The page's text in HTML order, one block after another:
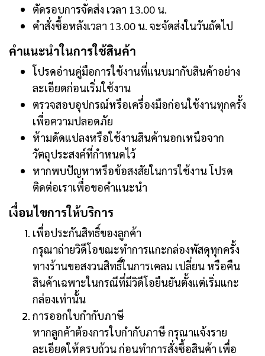
ตัดรอบการจัดส่ง เวลา 13.00 น.
คำสั่งซื้อหลังเวลา 13.00 น. จะจัดส่งในวันถัดไป
คำแนะนำในการใช้สินค้า
โปรดอ่านคู่มือการใช้งานที่แนบมากับสินค้าอย่าง
ละเอียดก่อนเริ่มใช้งาน
ตรวจสอบอุปกรณ์หรือเครื่องมือก่อนใช้งานทุกครั้ง
เพื่อความปลอดภัย
ห้ามดัดแปลงหรือใช้งานสินค้านอกเหนือจาก
วัตถุประสงค์ที่กำหนดไว้
หากพบปัญหาหรือข้อสงสัยในการใช้งาน โปรด
ติดต่อเราเพื่อขอคำแนะนำ
เงื่อนไขการให้บริการ
เพื่อประกันสิทธิ์ของลูกค้า
กรุณาถ่ายวิดีโอขณะทำการแกะกล่องพัสดุทุกครั้ง
ทางร้านขอสงวนสิทธิ์ในการเคลม เปลี่ยน หรือคืน
สินค้าเฉพาะในกรณีที่มีวิดีโอยืนยันตั้งแต่เริ่มแกะ
กล่องเท่านั้น
การออกใบกำกับภาษี
หากลูกค้าต้องการใบกำกับภาษี กรุณาแจ้งราย
ละเอียดให้ครบถ้วน ก่อนทำการสั่งซื้อสินค้า เพื่อ